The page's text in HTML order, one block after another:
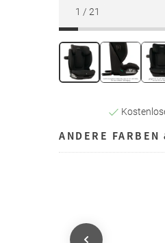
1 / 21
ANDERE FARBEN